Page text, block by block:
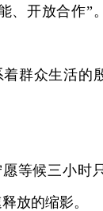
开放合作”
群众生活的
等候三小时
放的缩影。